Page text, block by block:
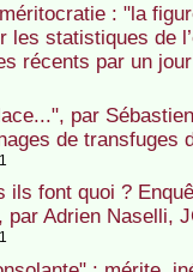
: "la
les statistiques de
récents par un
par
de transfuges
ils font quoi ?
par Adrien Naselli,